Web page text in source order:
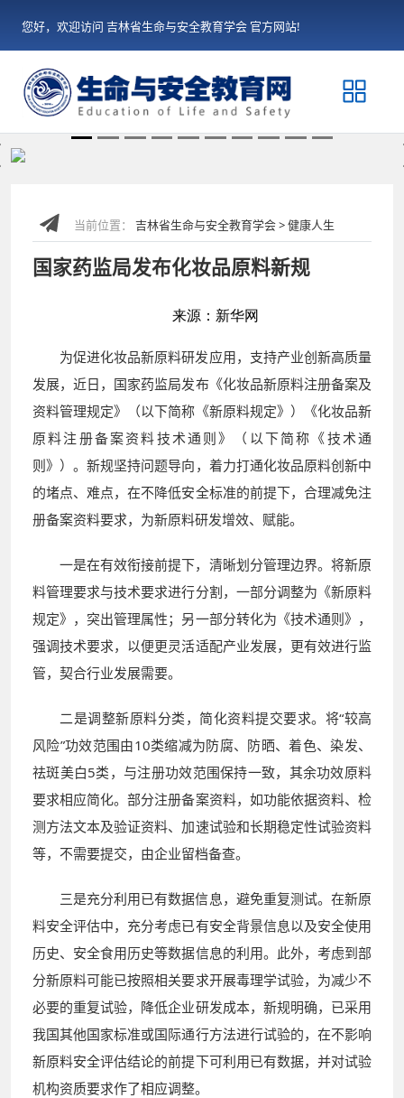
您好，欢迎访问 吉林省生命与安全教育学会 官方网站!
当前位置： 吉林省生命与安全教育学会 > 健康人生
国家药监局发布化妆品原料新规
来源：新华网
为促进化妆品新原料研发应用，支持产业创新高质量
发展，近日，国家药监局发布《化妆品新原料注册备案及
资料管理规定》（以下简称《新原料规定》）《化妆品新
原料注册备案资料技术通则》（以下简称《技术通
则》）。新规坚持问题导向，着力打通化妆品原料创新中
的堵点、难点，在不降低安全标准的前提下，合理减免注
册备案资料要求，为新原料研发增效、赋能。
一是在有效衔接前提下，清晰划分管理边界。将新原
料管理要求与技术要求进行分割，一部分调整为《新原料
规定》，突出管理属性；另一部分转化为《技术通则》，
强调技术要求，以便更灵活适配产业发展，更有效进行监
管，契合行业发展需要。
二是调整新原料分类，简化资料提交要求。将“较高
风险”功效范围由10类缩减为防腐、防晒、着色、染发、
祛斑美白5类，与注册功效范围保持一致，其余功效原料
要求相应简化。部分注册备案资料，如功能依据资料、检
测方法文本及验证资料、加速试验和长期稳定性试验资料
等，不需要提交，由企业留档备查。
三是充分利用已有数据信息，避免重复测试。在新原
料安全评估中，充分考虑已有安全背景信息以及安全使用
历史、安全食用历史等数据信息的利用。此外，考虑到部
分新原料可能已按照相关要求开展毒理学试验，为减少不
必要的重复试验，降低企业研发成本，新规明确，已采用
我国其他国家标准或国际通行方法进行试验的，在不影响
新原料安全评估结论的前提下可利用已有数据，并对试验
机构资质要求作了相应调整。